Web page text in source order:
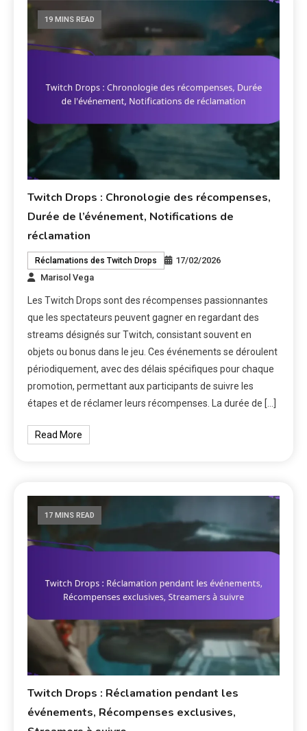
19 MINS READ
Twitch Drops : Chronologie des récompenses,
Durée de l’événement, Notifications de
réclamation
Réclamations des Twitch Drops
17/02/2026
Marisol Vega
Les Twitch Drops sont des récompenses passionnantes
que les spectateurs peuvent gagner en regardant des
streams désignés sur Twitch, consistant souvent en
objets ou bonus dans le jeu. Ces événements se déroulent
périodiquement, avec des délais spécifiques pour chaque
promotion, permettant aux participants de suivre les
étapes et de réclamer leurs récompenses. La durée de […]
Read More
17 MINS READ
Twitch Drops : Réclamation pendant les
événements, Récompenses exclusives,